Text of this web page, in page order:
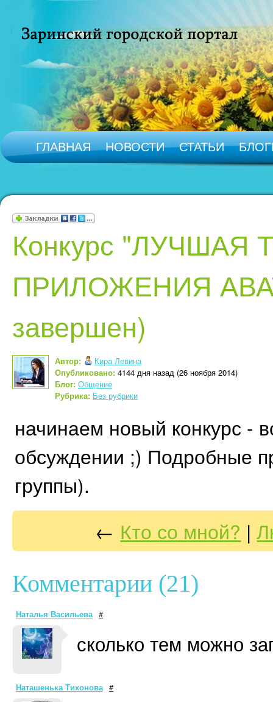
ГЛАВНАЯ НОВОСТИ СТАТЬИ
Конкурс "ЛУЧШАЯ
ПРИЛОЖЕНИЯ
завершен)
Автор:
Кира Левина
Опубликовано: 4144 дня назад (26 ноября 2014)
Блог: Общение
Рубрика: Без рубрики
начинаем новый конкурс -
обсуждении ;) Подробные
группы).
← Кто со мной? |
Комментарии (21)
Наталья Васильева #
сколько тем можно
Наташенька Тихонова #